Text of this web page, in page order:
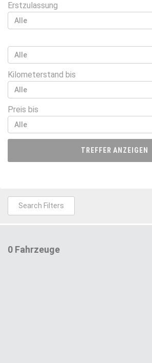
Erstzulassung
Kilometerstand bis
Preis bis
TREFFER ANZEIGEN
Search Filters
0 Fahrzeuge